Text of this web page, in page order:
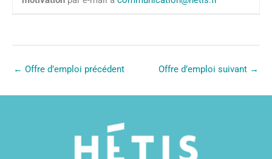
← Offre d’emploi précédent Offre d’emploi suivant →